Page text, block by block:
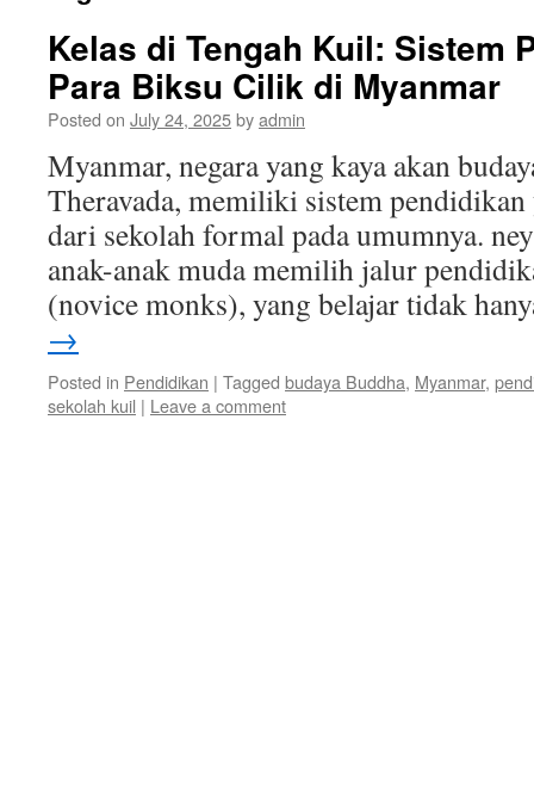
Kelas di Tengah Kuil: Sistem
Para Biksu Cilik di Myanmar
Posted on July 24, 2025byadmin
Myanmar, negara yang kaya akan
Theravada, memiliki sistem
dari sekolah formal pada umumnya.
anak-anak muda memilih jalur
(novice monks), yang belajar tidak
→
Posted in Pendidikan | Tagged budaya Buddha, Myanmar,
sekolah kuil | Leave a comment